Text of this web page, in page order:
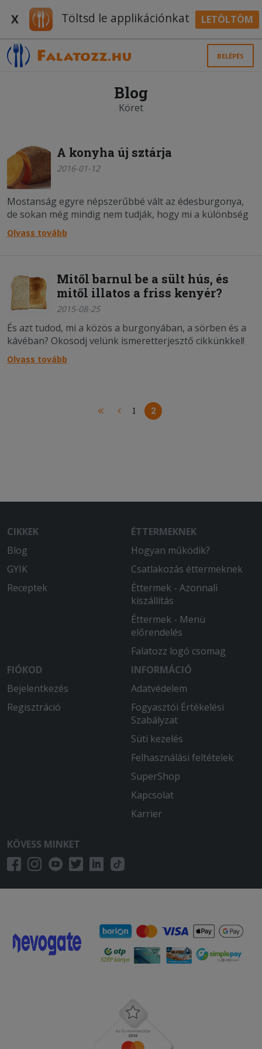
X Töltsd le applikációnkat LETÖLTÖM
BELÉPÉS
Blog
Köret
A konyha új sztárja
2016-01-12
Mostanság egyre népszerűbbé vált az édesburgonya,
de sokan még mindig nem tudják, hogy mi a különbség
a hagyományos és a batátának is nevezett változat
között. Ahogyan azt sem, hogy milyen
Olvass tovább
Mitől barnul be a sült hús, és
mitől illatos a friss kenyér?
2015-08-25
És azt tudod, mi a közös a burgonyában, a sörben és a
kávéban? Okosodj velünk ismeretterjesztő cikkünkkel!
Olvass tovább
1 2
CIKKEK
Blog
GYIK
Receptek
ÉTTERMEKNEK
Hogyan működik?
Csatlakozás éttermeknek
Éttermek - Azonnali
kiszállítás
Éttermek - Menü
előrendelés
Falatozz logó csomag
FIÓKOD
Bejelentkezés
Regisztráció
INFORMÁCIÓ
Adatvédelem
Fogyasztói Értékelési
Szabályzat
Süti kezelés
Felhasználási feltételek
SuperShop
Kapcsolat
Karrier
KÖVESS MINKET